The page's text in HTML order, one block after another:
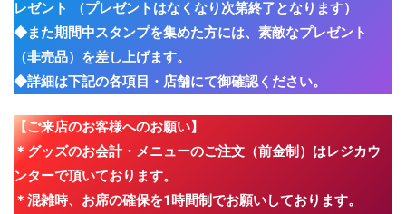
レゼント （プレゼントはなくなり次第終了となります）
◆また期間中スタンプを集めた方には、素敵なプレゼント
（非売品）を差し上げます。
◆詳細は下記の各項目・店舗にて御確認ください。
【ご来店のお客様へのお願い】
＊グッズのお会計・メニューのご注文（前金制）はレジカウ
ンターで頂いております。
＊混雑時、お席の確保を1時間制でお願いしております。